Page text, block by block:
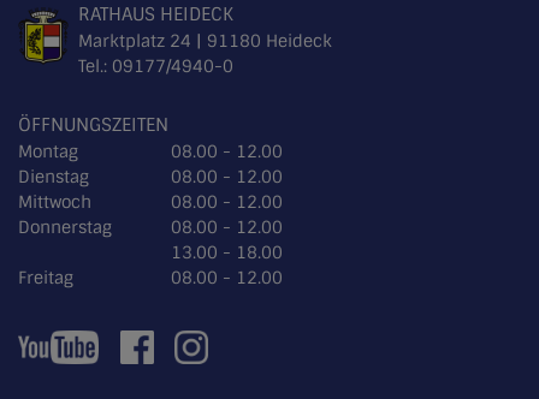
RATHAUS HEIDECK
Marktplatz 24 | 91180 Heideck
Tel.: 09177/4940-0
ÖFFNUNGSZEITEN
Montag
08.00 - 12.00
Dienstag
08.00 - 12.00
Mittwoch
08.00 - 12.00
Donnerstag
08.00 - 12.00
13.00 - 18.00
Freitag
08.00 - 12.00